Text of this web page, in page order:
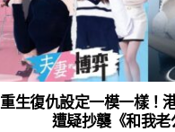
重生復仇設定一模一樣！
遭疑抄襲《和我老